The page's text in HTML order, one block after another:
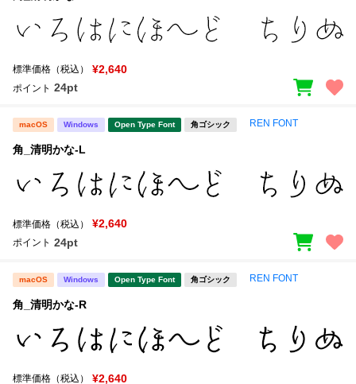
標準価格（税込） ¥2,640
ポイント 24pt
macOS Windows Open Type Font 角ゴシック REN FONT
角_清明かな-L
標準価格（税込） ¥2,640
ポイント 24pt
macOS Windows Open Type Font 角ゴシック REN FONT
角_清明かな-R
標準価格（税込） ¥2,640